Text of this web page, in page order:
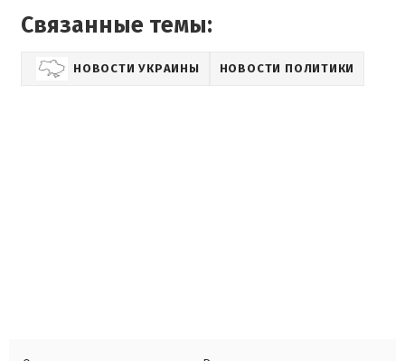
Связанные темы:
НОВОСТИ УКРАИНЫ НОВОСТИ ПОЛИТИКИ